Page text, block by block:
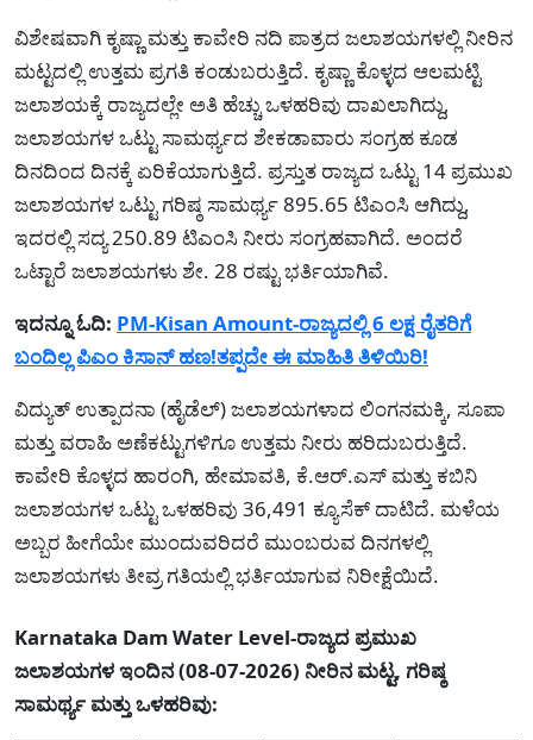
ವಿಶೇಷವಾಗಿ ಕೃಷ್ಣಾ ಮತ್ತು ಕಾವೇರಿ ನದಿ ಪಾತ್ರದ ಜಲಾಶಯಗಳಲ್ಲಿ ನೀರಿನ
ಮಟ್ಟದಲ್ಲಿ ಉತ್ತಮ ಪ್ರಗತಿ ಕಂಡುಬರುತ್ತಿದೆ. ಕೃಷ್ಣಾ ಕೊಳ್ಳದ ಆಲಮಟ್ಟಿ
ಜಲಾಶಯಕ್ಕೆ ರಾಜ್ಯದಲ್ಲೇ ಅತಿ ಹೆಚ್ಚು ಒಳಹರಿವು ದಾಖಲಾಗಿದ್ದು,
ಜಲಾಶಯಗಳ ಒಟ್ಟು ಸಾಮರ್ಥ್ಯದ ಶೇಕಡಾವಾರು ಸಂಗ್ರಹ ಕೂಡ
ದಿನದಿಂದ ದಿನಕ್ಕೆ ಏರಿಕೆಯಾಗುತ್ತಿದೆ. ಪ್ರಸ್ತುತ ರಾಜ್ಯದ ಒಟ್ಟು 14 ಪ್ರಮುಖ
ಜಲಾಶಯಗಳ ಒಟ್ಟು ಗರಿಷ್ಠ ಸಾಮರ್ಥ್ಯ 895.65 ಟಿಎಂಸಿ ಆಗಿದ್ದು,
ಇದರಲ್ಲಿ ಸದ್ಯ 250.89 ಟಿಎಂಸಿ ನೀರು ಸಂಗ್ರಹವಾಗಿದೆ. ಅಂದರೆ
ಒಟ್ಟಾರೆ ಜಲಾಶಯಗಳು ಶೇ. 28 ರಷ್ಟು ಭರ್ತಿಯಾಗಿವೆ.
ಇದನ್ನೂ ಓದಿ: PM-Kisan Amount-ರಾಜ್ಯದಲ್ಲಿ 6 ಲಕ್ಷ ರೈತರಿಗೆ
ಬಂದಿಲ್ಲ ಪಿಎಂ ಕಿಸಾನ್ ಹಣ!ತಪ್ಪದೇ ಈ ಮಾಹಿತಿ ತಿಳಿಯಿರಿ!
ವಿದ್ಯುತ್ ಉತ್ಪಾದನಾ (ಹೈಡೆಲ್) ಜಲಾಶಯಗಳಾದ ಲಿಂಗನಮಕ್ಕಿ, ಸೂಪಾ
ಮತ್ತು ವರಾಹಿ ಅಣೆಕಟ್ಟುಗಳಿಗೂ ಉತ್ತಮ ನೀರು ಹರಿದುಬರುತ್ತಿದೆ.
ಕಾವೇರಿ ಕೊಳ್ಳದ ಹಾರಂಗಿ, ಹೇಮಾವತಿ, ಕೆ.ಆರ್.ಎಸ್ ಮತ್ತು ಕಬಿನಿ
ಜಲಾಶಯಗಳ ಒಟ್ಟು ಒಳಹರಿವು 36,491 ಕ್ಯೂಸೆಕ್ ದಾಟಿದೆ. ಮಳೆಯ
ಅಬ್ಬರ ಹೀಗೆಯೇ ಮುಂದುವರಿದರೆ ಮುಂಬರುವ ದಿನಗಳಲ್ಲಿ
ಜಲಾಶಯಗಳು ತೀವ್ರ ಗತಿಯಲ್ಲಿ ಭರ್ತಿಯಾಗುವ ನಿರೀಕ್ಷೆಯಿದೆ.
Karnataka Dam Water Level-ರಾಜ್ಯದ ಪ್ರಮುಖ
ಜಲಾಶಯಗಳ ಇಂದಿನ (08-07-2026) ನೀರಿನ ಮಟ್ಟ, ಗರಿಷ್ಠ
ಸಾಮರ್ಥ್ಯ ಮತ್ತು ಒಳಹರಿವು: